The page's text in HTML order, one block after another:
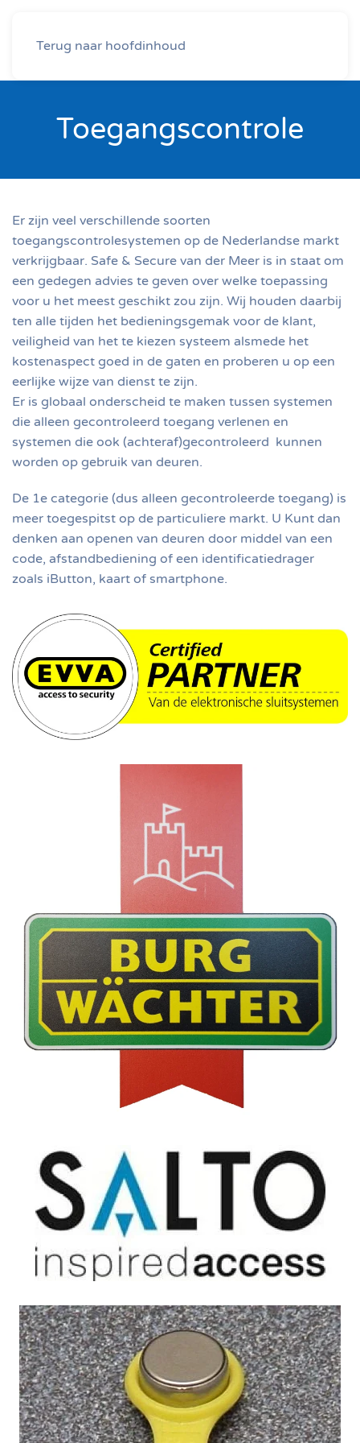
Terug naar hoofdinhoud
Toegangscontrole
Er zijn veel verschillende soorten
toegangscontrolesystemen op de Nederlandse markt
verkrijgbaar. Safe & Secure van der Meer is in staat om
een gedegen advies te geven over welke toepassing
voor u het meest geschikt zou zijn. Wij houden daarbij
ten alle tijden het bedieningsgemak voor de klant,
veiligheid van het te kiezen systeem alsmede het
kostenaspect goed in de gaten en proberen u op een
eerlijke wijze van dienst te zijn.
Er is globaal onderscheid te maken tussen systemen
die alleen gecontroleerd toegang verlenen en
systemen die ook (achteraf)gecontroleerd kunnen
worden op gebruik van deuren.
De 1e categorie (dus alleen gecontroleerde toegang) is
meer toegespitst op de particuliere markt. U Kunt dan
denken aan openen van deuren door middel van een
code, afstandbediening of een identificatiedrager
zoals iButton, kaart of smartphone.